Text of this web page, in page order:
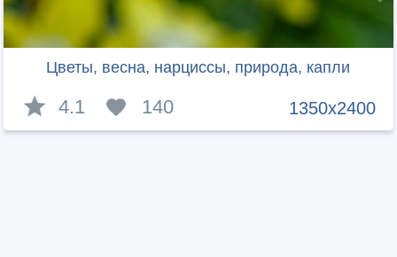
Цветы, весна, нарциссы, природа, капли
1350x2400
4.1 140